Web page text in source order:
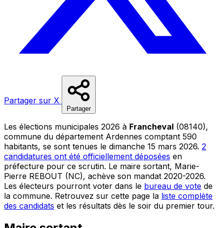
Partager sur X
Partager
Les élections municipales 2026 à Francheval (08140),
commune du département Ardennes comptant 590
habitants, se sont tenues le dimanche 15 mars 2026. 2
candidatures ont été officiellement déposées en
préfecture pour ce scrutin. Le maire sortant, Marie-
Pierre REBOUT (NC), achève son mandat 2020-2026.
Les électeurs pourront voter dans le bureau de vote de
la commune. Retrouvez sur cette page la liste complète
des candidats et les résultats dès le soir du premier tour.